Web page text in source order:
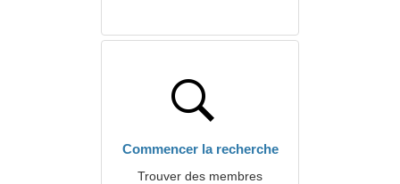
Commencer la recherche
Trouver des membres